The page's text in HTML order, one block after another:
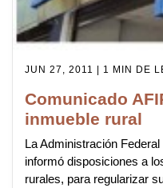
JUN 27, 2011 | 1 MIN DE
Comunicado
inmueble rural
La Administración
informó disposiciones a
rurales, para regularizar